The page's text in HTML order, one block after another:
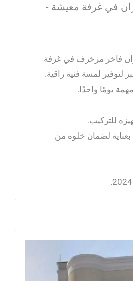
في غرفة معيشة -
فاخر مزخرف في غرفة
لتوفير لمسة فنية راقية.
يومًا واحدًا.
للتركيب.
بعناية لضمان خلوه من